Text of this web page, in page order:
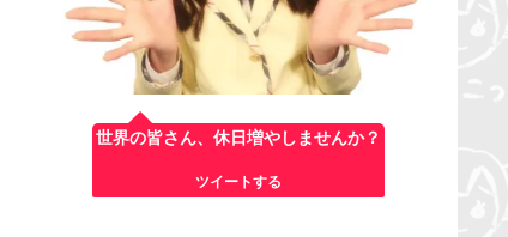
世界の皆さん、休日増やしませんか？
ツイートする